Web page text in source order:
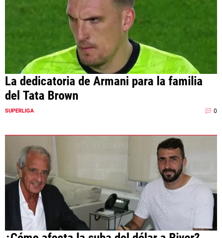
La dedicatoria de Armani para la familia
del Tata Brown
SUPERLIGA 0